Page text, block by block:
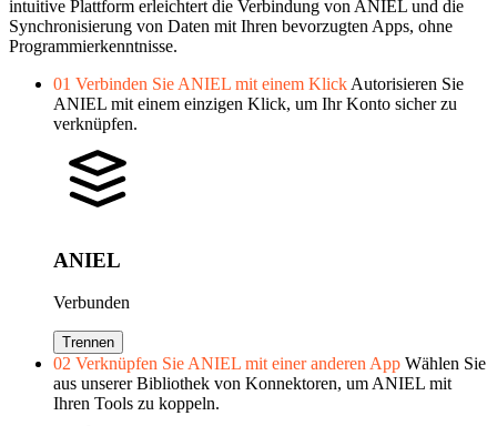
intuitive Plattform erleichtert die Verbindung von ANIEL und die
Synchronisierung von Daten mit Ihren bevorzugten Apps, ohne
Programmierkenntnisse.
01 Verbinden Sie ANIEL mit einem Klick Autorisieren Sie
ANIEL mit einem einzigen Klick, um Ihr Konto sicher zu
verknüpfen.
ANIEL
Verbunden
Trennen
02 Verknüpfen Sie ANIEL mit einer anderen App Wählen Sie
aus unserer Bibliothek von Konnektoren, um ANIEL mit
Ihren Tools zu koppeln.